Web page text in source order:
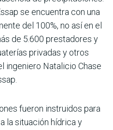
se encuentra con una
del 100%, no así en el
de 5.600 prestadores y
privadas y otros
ingeniero Natalicio Chase
fueron instruidos para
la situación hídrica y